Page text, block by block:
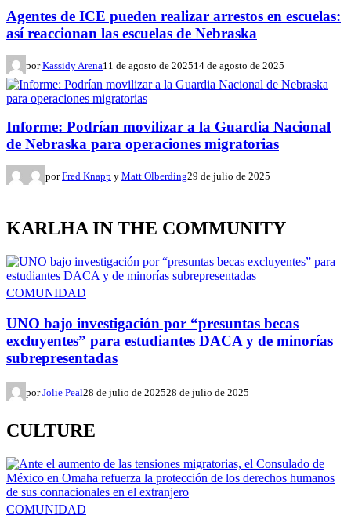
Agentes de ICE pueden realizar arrestos en escuelas:
así reaccionan las escuelas de Nebraska
por Kassidy Arena11 de agosto de 202514 de agosto de 2025
Informe: Podrían movilizar a la Guardia Nacional
de Nebraska para operaciones migratorias
por Fred Knapp y Matt Olberding29 de julio de 2025
KARLHA IN THE COMMUNITY
COMUNIDAD
UNO bajo investigación por “presuntas becas
excluyentes” para estudiantes DACA y de minorías
subrepresentadas
por Jolie Peal28 de julio de 202528 de julio de 2025
CULTURE
COMUNIDAD